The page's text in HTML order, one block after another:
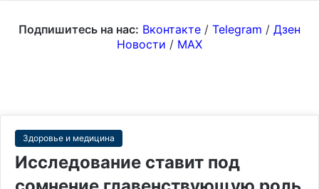
Подпишитесь на нас: Вконтакте / Telegram / Дзен
Новости / MAX